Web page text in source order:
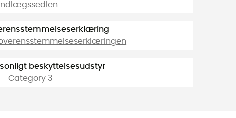
beskyttelsesudstyr
- Category 3